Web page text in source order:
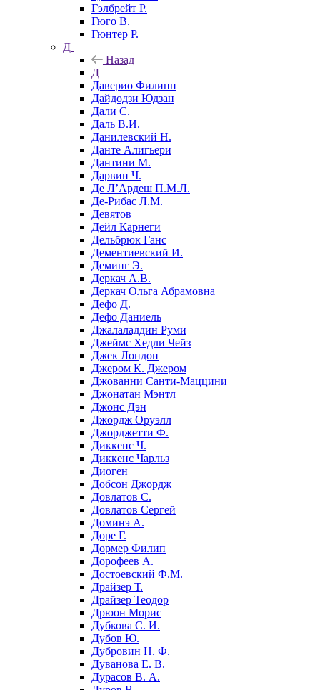
Гэлбрейт Р.
Гюго В.
Гюнтер Р.
Д
Назад
Д
Даверио Филипп
Дайдодзи Юдзан
Дали С.
Даль В.И.
Данилевский Н.
Данте Алигьери
Дантини М.
Дарвин Ч.
Де Л’Ардеш П.М.Л.
Де-Рибас Л.М.
Девятов
Дейл Карнеги
Дельбрюк Ганс
Дементиевский И.
Деминг Э.
Деркач А.В.
Деркач Ольга Абрамовна
Дефо Д.
Дефо Даниель
Джалаладдин Руми
Джеймс Хедли Чейз
Джек Лондон
Джером К. Джером
Джованни Санти-Маццини
Джонатан Мэнтл
Джонс Дэн
Джордж Оруэлл
Джорджетти Ф.
Диккенс Ч.
Диккенс Чарльз
Диоген
Добсон Джордж
Довлатов С.
Довлатов Сергей
Доминэ А.
Доре Г.
Дормер Филип
Дорофеев А.
Достоевский Ф.М.
Драйзер Т.
Драйзер Теодор
Дрюон Морис
Дубкова С. И.
Дубов Ю.
Дубровин Н. Ф.
Дуванова Е. В.
Дурасов В. А.